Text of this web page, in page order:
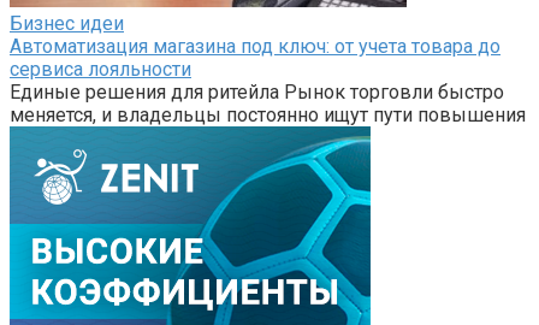
Бизнес идеи
Автоматизация магазина под ключ: от учета товара до
сервиса лояльности
Единые решения для ритейла Рынок торговли быстро
меняется, и владельцы постоянно ищут пути повышения